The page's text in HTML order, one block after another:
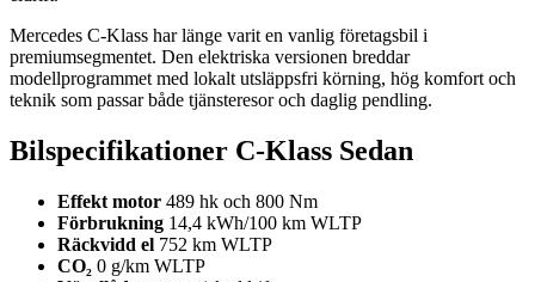
Mercedes C-Klass har länge varit en vanlig företagsbil i
premiumsegmentet. Den elektriska versionen breddar
modellprogrammet med lokalt utsläppsfri körning, hög komfort och
teknik som passar både tjänsteresor och daglig pendling.
Bilspecifikationer C-Klass Sedan
Effekt motor 489 hk och 800 Nm
Förbrukning 14,4 kWh/100 km WLTP
Räckvidd el 752 km WLTP
CO₂ 0 g/km WLTP